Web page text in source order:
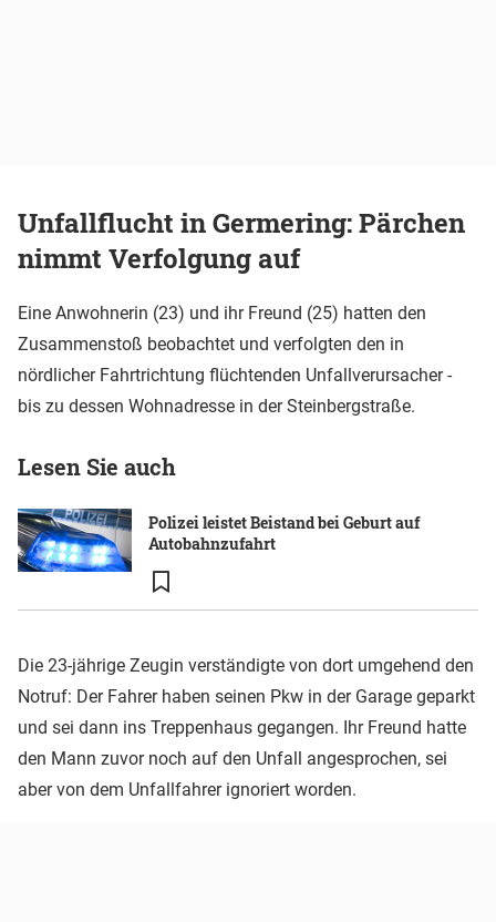
Unfallflucht in Germering: Pärchen
nimmt Verfolgung auf
Eine Anwohnerin (23) und ihr Freund (25) hatten den
Zusammenstoß beobachtet und verfolgten den in
nördlicher Fahrtrichtung flüchtenden Unfallverursacher -
bis zu dessen Wohnadresse in der Steinbergstraße.
Lesen Sie auch
Polizei leistet Beistand bei Geburt auf
Autobahnzufahrt
Die 23-jährige Zeugin verständigte von dort umgehend den
Notruf: Der Fahrer haben seinen Pkw in der Garage geparkt
und sei dann ins Treppenhaus gegangen. Ihr Freund hatte
den Mann zuvor noch auf den Unfall angesprochen, sei
aber von dem Unfallfahrer ignoriert worden.